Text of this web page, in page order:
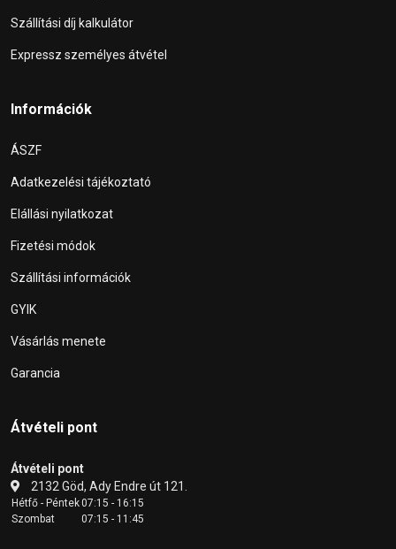
Szállítási díj kalkulátor
Expressz személyes átvétel
Információk
ÁSZF
Adatkezelési tájékoztató
Elállási nyilatkozat
Fizetési módok
Szállítási információk
GYIK
Vásárlás menete
Garancia
Átvételi pont
Átvételi pont
2132 Göd, Ady Endre út 121.
Hétfő - Péntek07:15 - 16:15
Szombat
07:15 - 11:45